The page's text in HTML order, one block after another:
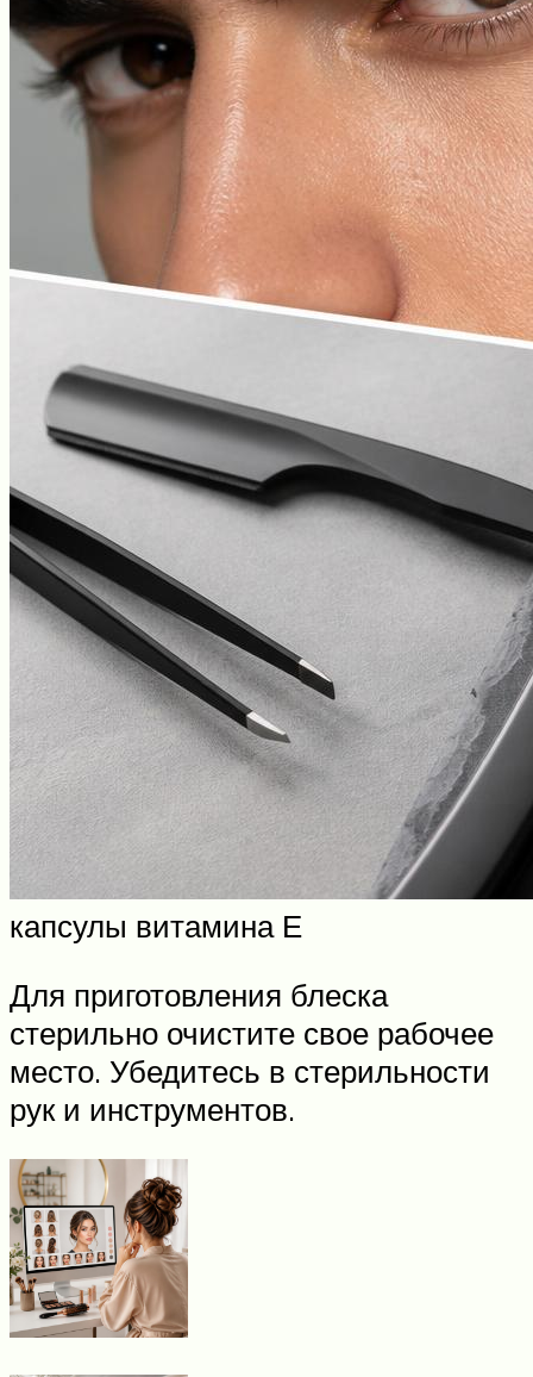
капсулы витамина Е
Для приготовления блеска
стерильно очистите свое рабочее
место. Убедитесь в стерильности
рук и инструментов.